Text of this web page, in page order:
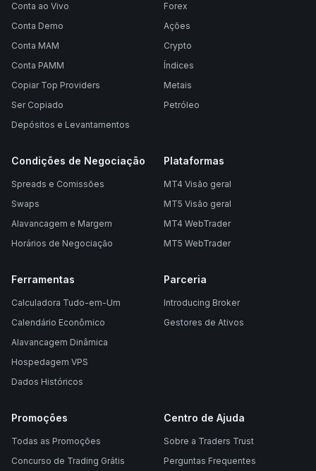
Conta ao Vivo
Conta Demo
Conta MAM
Conta PAMM
Copiar Top Providers
Ser Copiado
Depósitos e Levantamentos
Forex
Ações
Crypto
Índices
Metais
Petróleo
Condições de Negociação
Spreads e Comissões
Swaps
Alavancagem e Margem
Horários de Negociação
Plataformas
MT4 Visão geral
MT5 Visão geral
MT4 WebTrader
MT5 WebTrader
Ferramentas
Calculadora Tudo-em-Um
Calendário Econômico
Alavancagem Dinâmica
Hospedagem VPS
Dados Históricos
Parceria
Introducing Broker
Gestores de Ativos
Promoções
Todas as Promoções
Concurso de Trading Grátis
Centro de Ajuda
Sobre a Traders Trust
Perguntas Frequentes